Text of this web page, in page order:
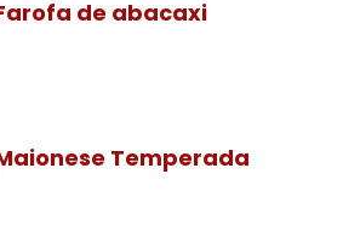
de abacaxi
Temperada